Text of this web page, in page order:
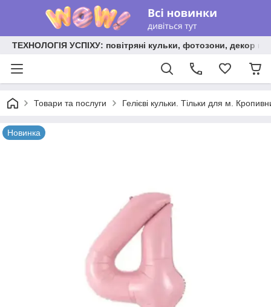
ТЕХНОЛОГІЯ УСПІХУ: повітряні кульки, фотозони, декор на
Товари та послуги Гелієві кульки. Тільки для м.
Новинка